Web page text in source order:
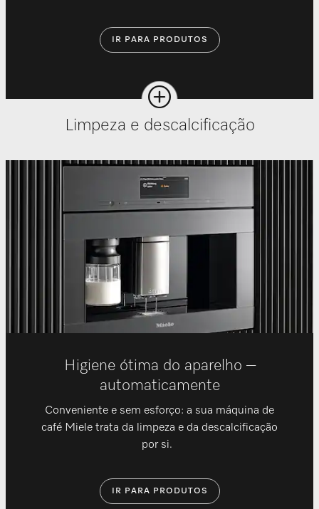
IR PARA PRODUTOS
Limpeza e descalcificação
Higiene ótima do aparelho –
automaticamente
Conveniente e sem esforço: a sua máquina de
café Miele trata da limpeza e da descalcificação
por si.
IR PARA PRODUTOS